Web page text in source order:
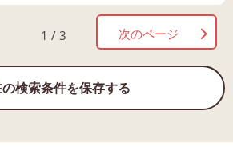
1 / 3 次のページ
検索条件を保存する